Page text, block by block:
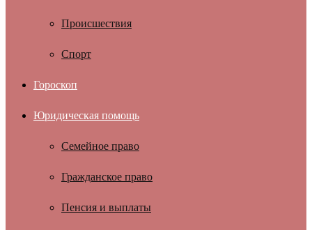
Происшествия
Спорт
Гороскоп
Юридическая помощь
Семейное право
Гражданское право
Пенсия и выплаты